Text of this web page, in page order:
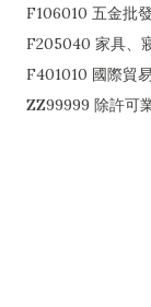
F106010 五金批
F205040 家具、
F401010 國際貿
ZZ99999 除許可